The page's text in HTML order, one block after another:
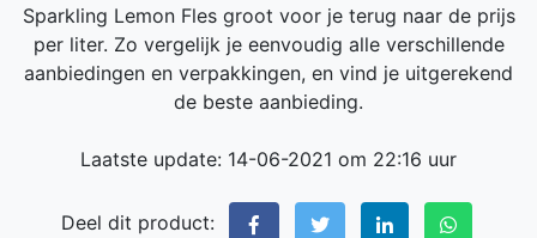
Sparkling Lemon Fles groot voor je terug naar de prijs
per liter. Zo vergelijk je eenvoudig alle verschillende
aanbiedingen en verpakkingen, en vind je uitgerekend
de beste aanbieding.
Laatste update: 14-06-2021 om 22:16 uur
Deel dit product: